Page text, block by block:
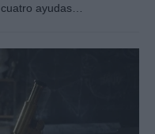
ayudas…